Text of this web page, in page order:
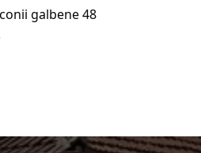
galbene 48